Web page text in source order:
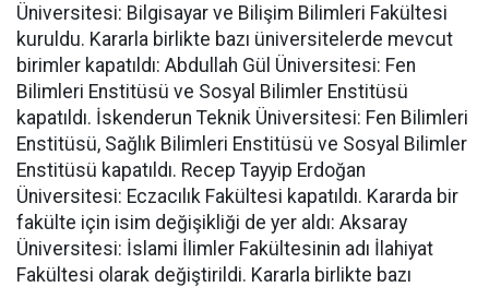
Üniversitesi: Bilgisayar ve Bilişim Bilimleri Fakültesi
kuruldu. Kararla birlikte bazı üniversitelerde mevcut
birimler kapatıldı: Abdullah Gül Üniversitesi: Fen
Bilimleri Enstitüsü ve Sosyal Bilimler Enstitüsü
kapatıldı. İskenderun Teknik Üniversitesi: Fen Bilimleri
Enstitüsü, Sağlık Bilimleri Enstitüsü ve Sosyal Bilimler
Enstitüsü kapatıldı. Recep Tayyip Erdoğan
Üniversitesi: Eczacılık Fakültesi kapatıldı. Kararda bir
fakülte için isim değişikliği de yer aldı: Aksaray
Üniversitesi: İslami İlimler Fakültesinin adı İlahiyat
Fakültesi olarak değiştirildi. Kararla birlikte bazı